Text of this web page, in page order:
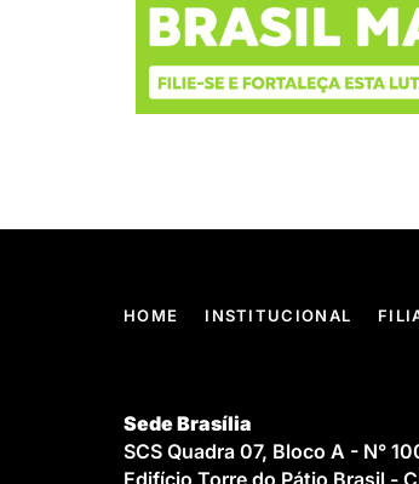
HOME INSTITUCIONAL
Sede Brasília
SCS Quadra 07, Bloco A - N°
Edifício Torre do Pátio Brasil -